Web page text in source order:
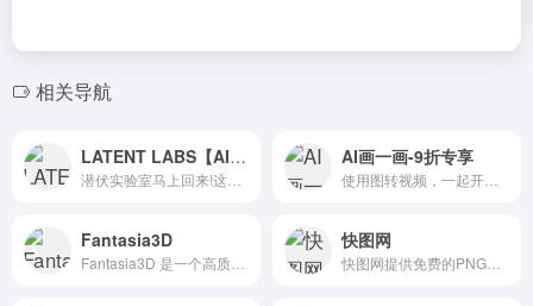
相关导航
LATENT LABS【AI+VR】 AI画一画-9折专享
Fantasia3D 快图网